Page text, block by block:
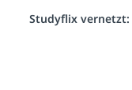
Studyflix vernetzt: